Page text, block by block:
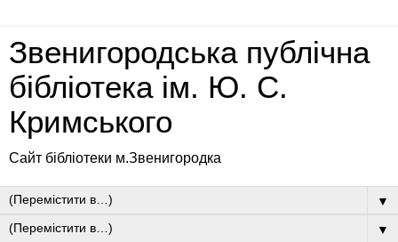
Звенигородська публічна
бібліотека ім. Ю. С.
Кримського
Сайт бібліотеки м.Звенигородка
▼
▼